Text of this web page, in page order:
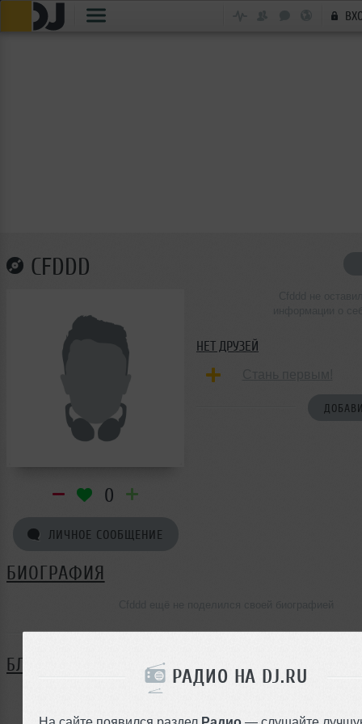
РАДИО НА DJ.RU
На сайте появился раздел Радио — слушайте
CFDDD
0
ЛИЧНОЕ СООБЩЕНИЕ
НЕТ ДРУЗЕЙ
БИОГРАФИЯ
БЛОГ